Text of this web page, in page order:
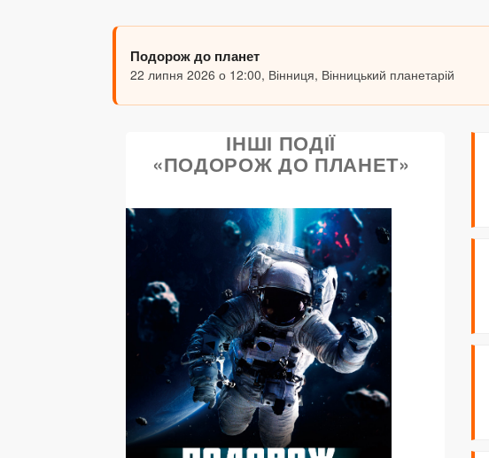
Подорож до планет
22 липня 2026 о 12:00, Вінниця, Вінницький планетарій
ІНШІ ПОДІЇ
«ПОДОРОЖ ДО ПЛАНЕТ»